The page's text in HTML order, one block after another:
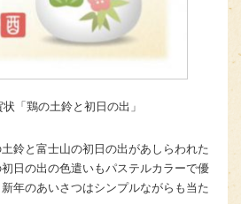
「鶏の土鈴と初日の出」
鈴と富士山の初日の出があしらわれた
日の出の色遣いもパステルカラーで優
年のあいさつはシンプルながらも当た